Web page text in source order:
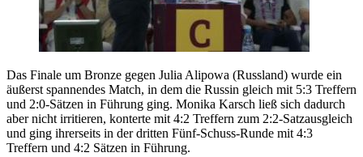
Das Finale um Bronze gegen Julia Alipowa (Russland) wurde ein
äußerst spannendes Match, in dem die Russin gleich mit 5:3 Treffern
und 2:0-Sätzen in Führung ging. Monika Karsch ließ sich dadurch
aber nicht irritieren, konterte mit 4:2 Treffern zum 2:2-Satzausgleich
und ging ihrerseits in der dritten Fünf-Schuss-Runde mit 4:3
Treffern und 4:2 Sätzen in Führung.